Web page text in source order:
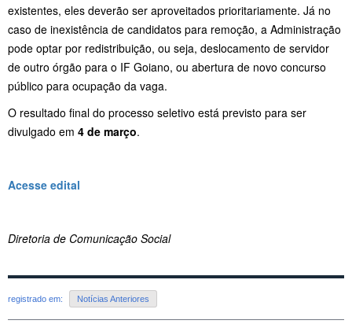
existentes, eles deverão ser aproveitados prioritariamente. Já no
caso de inexistência de candidatos para remoção, a Administração
pode optar por redistribuição, ou seja, deslocamento de servidor
de outro órgão para o IF Goiano, ou abertura de novo concurso
público para ocupação da vaga.
O resultado final do processo seletivo está previsto para ser
divulgado em 4 de março.
Acesse edital
Diretoria de Comunicação Social
registrado em: Notícias Anteriores